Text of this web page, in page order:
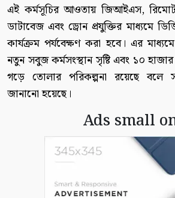
এই কর্মসূচির আওতায় জিআইএস, রিমোট
ডাটাবেজ এবং ড্রোন প্রযুক্তির মাধ্যমে
কার্যক্রম পর্যবেক্ষণ করা হবে। এর
নতুন সবুজ কর্মসংস্থান সৃষ্টি এবং ১০ হাজার
গড়ে তোলার পরিকল্পনা রয়েছে বলে
জানানো হয়েছে।
Ads small